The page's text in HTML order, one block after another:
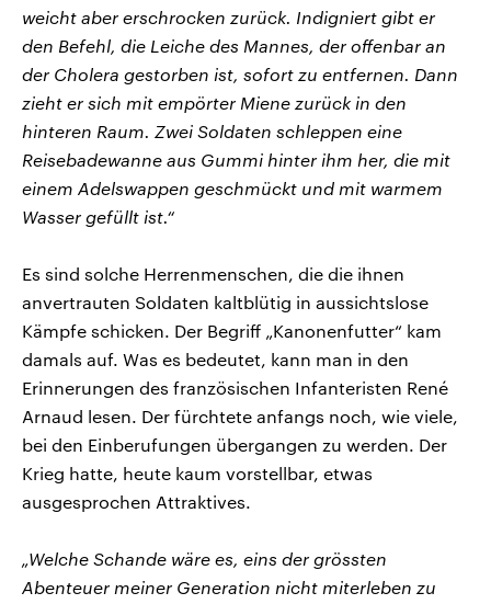
weicht aber erschrocken zurück. Indigniert gibt er
den Befehl, die Leiche des Mannes, der offenbar an
der Cholera gestorben ist, sofort zu entfernen. Dann
zieht er sich mit empörter Miene zurück in den
hinteren Raum. Zwei Soldaten schleppen eine
Reisebadewanne aus Gummi hinter ihm her, die mit
einem Adelswappen geschmückt und mit warmem
Wasser gefüllt ist.“
Es sind solche Herrenmenschen, die die ihnen
anvertrauten Soldaten kaltblütig in aussichtslose
Kämpfe schicken. Der Begriff „Kanonenfutter“ kam
damals auf. Was es bedeutet, kann man in den
Erinnerungen des französischen Infanteristen René
Arnaud lesen. Der fürchtete anfangs noch, wie viele,
bei den Einberufungen übergangen zu werden. Der
Krieg hatte, heute kaum vorstellbar, etwas
ausgesprochen Attraktives.
„Welche Schande wäre es, eins der grössten
Abenteuer meiner Generation nicht miterleben zu